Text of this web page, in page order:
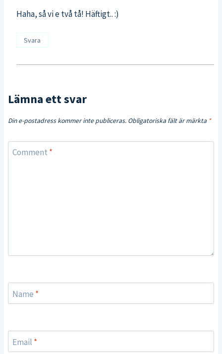
Haha, så vi e två tå! Häftigt.. :)
Svara
Lämna ett svar
Din e-postadress kommer inte publiceras. Obligatoriska fält är märkta *
Comment *
Name *
Email *